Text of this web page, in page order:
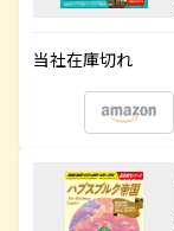
当社在庫切れ